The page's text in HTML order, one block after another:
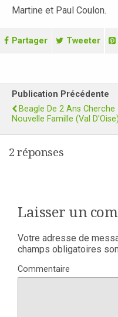
Martine et Paul Coulon.
Partager Tweeter
Publication Précédente
Beagle De 2 Ans Cherche
Nouvelle Famille (Val D'Oise)
2 réponses
Laisser un
Votre adresse de
champs obligatoires
Commentaire